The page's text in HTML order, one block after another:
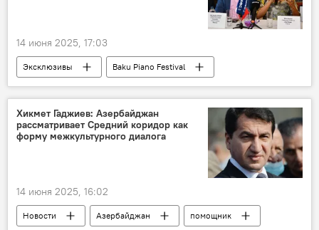
14 июня 2025, 17:03
Эксклюзивы
Baku Piano Festival
Азербайджан
Баку
искусство
Музыка
Фестиваль
Спектакль
Постановка
Музыканты
Хикмет Гаджиев: Азербайджан
рассматривает Средний коридор как
форму межкультурного диалога
14 июня 2025, 16:02
Новости Азербайджан
помощник